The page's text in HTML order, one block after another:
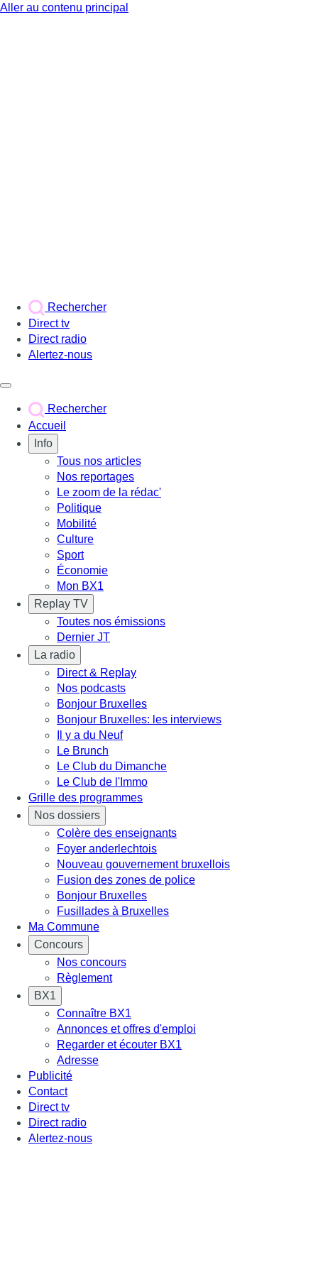
Aller au contenu principal
Rechercher
Direct tv
Direct radio
Alertez-nous
Rechercher
Accueil
Info
Tous nos articles
Nos reportages
Le zoom de la rédac'
Politique
Mobilité
Culture
Sport
Économie
Mon BX1
Replay TV
Toutes nos émissions
Dernier JT
La radio
Direct & Replay
Nos podcasts
Bonjour Bruxelles
Bonjour Bruxelles: les interviews
Il y a du Neuf
Le Brunch
Le Club du Dimanche
Le Club de l'Immo
Grille des programmes
Nos dossiers
Colère des enseignants
Foyer anderlechtois
Nouveau gouvernement bruxellois
Fusion des zones de police
Bonjour Bruxelles
Fusillades à Bruxelles
Ma Commune
Concours
Nos concours
Règlement
BX1
Connaître BX1
Annonces et offres d'emploi
Regarder et écouter BX1
Adresse
Publicité
Contact
Direct tv
Direct radio
Alertez-nous